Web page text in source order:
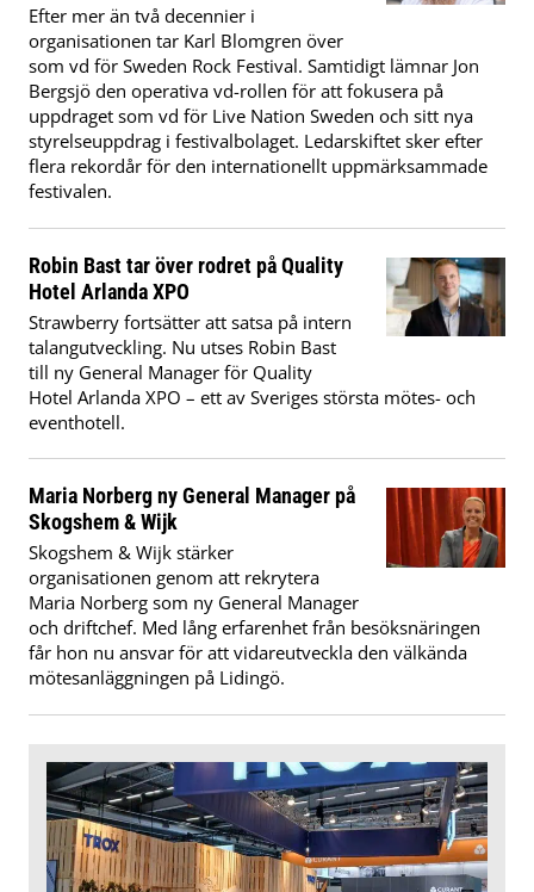
Efter mer än två decennier i
organisationen tar Karl Blomgren över
som vd för Sweden Rock Festival. Samtidigt lämnar Jon
Bergsjö den operativa vd-rollen för att fokusera på
uppdraget som vd för Live Nation Sweden och sitt nya
styrelseuppdrag i festivalbolaget. Ledarskiftet sker efter
flera rekordår för den internationellt uppmärksammade
festivalen.
Robin Bast tar över rodret på Quality
Hotel Arlanda XPO
Strawberry fortsätter att satsa på intern
talangutveckling. Nu utses Robin Bast
till ny General Manager för Quality
Hotel Arlanda XPO – ett av Sveriges största mötes- och
eventhotell.
Maria Norberg ny General Manager på
Skogshem & Wijk
Skogshem & Wijk stärker
organisationen genom att rekrytera
Maria Norberg som ny General Manager
och driftchef. Med lång erfarenhet från besöksnäringen
får hon nu ansvar för att vidareutveckla den välkända
mötesanläggningen på Lidingö.